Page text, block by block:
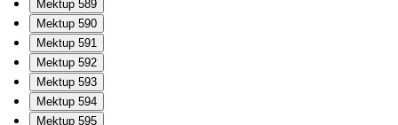
Mektup 589
Mektup 590
Mektup 591
Mektup 592
Mektup 593
Mektup 594
Mektup 595